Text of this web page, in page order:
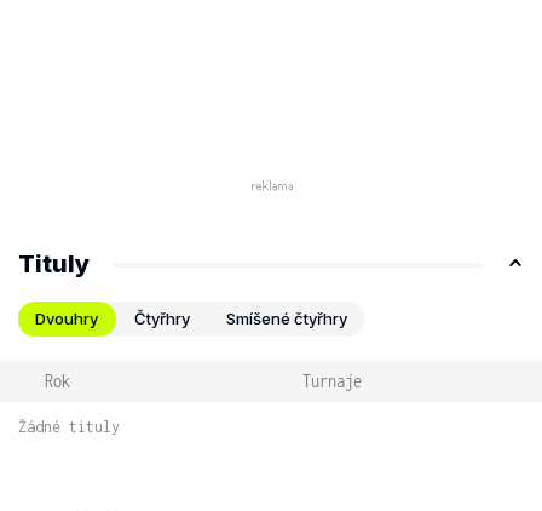
Tituly
Dvouhry Čtyřhry Smíšené čtyřhry
Rok Turnaje
Žádné tituly